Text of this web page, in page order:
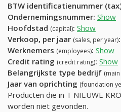
BTW identificatienummer
Ondernemingsnummer: Show
Hoofdstad (capital): Show
Verkoop, per jaar (sales, per year):
Werknemers (employees): Show
Credit rating (credit rating): Show
Belangrijkste type bedrijf
Jaar van oprichting (foundation
Producten die in T NIEUWE
worden niet gevonden.